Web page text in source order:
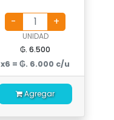
UNIDAD
₲. 6.500
x6 = ₲. 6.000 c/u
Agregar